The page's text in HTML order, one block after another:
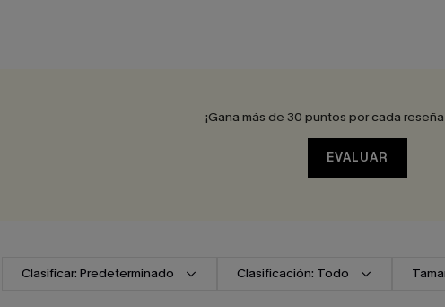
¡Gana más de 30 puntos por cada
EVALUAR
Clasificar: Predeterminado Clasificación: Todo